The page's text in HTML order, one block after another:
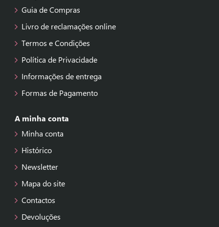
Guia de Compras
Livro de reclamações online
Termos e Condições
Política de Privacidade
Informações de entrega
Formas de Pagamento
A minha conta
Minha conta
Histórico
Newsletter
Mapa do site
Contactos
Devoluções